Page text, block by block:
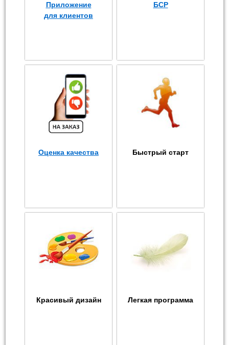
Приложение
для клиентов
БСР
Оценка качества Быстрый старт
Красивый дизайн Легкая программа